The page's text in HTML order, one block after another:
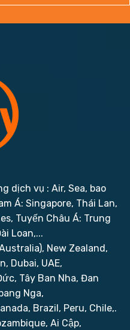
dịch vụ : Air, Sea, bao
Á: Singapore, Thái Lan,
Tuyến Châu Á: Trung
Loan,...
New Zealand,
Dubai, UAE,
Tây Ban Nha, Đan
Nga,
Brazil, Peru, Chile,.
Ai Cập,